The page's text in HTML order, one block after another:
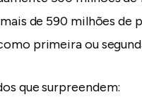
de 590 milhões de
primeira ou
que surpreendem: